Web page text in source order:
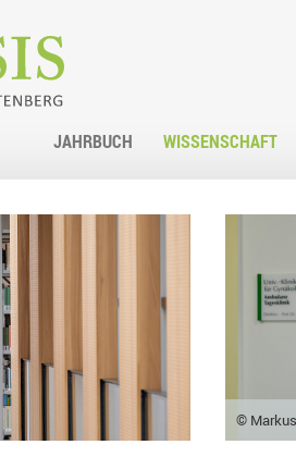
JAHRBUCH WISSENSCHAFT
©